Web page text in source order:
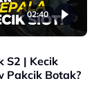
02:40
S2 | Kecik
Pakcik Botak?